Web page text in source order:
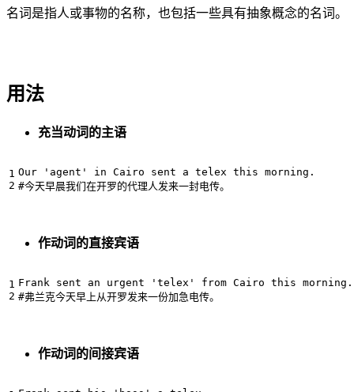
名词是指人或事物的名称，也包括一些具有抽象概念的名词。
用法
充当动词的主语
Our 'agent' in Cairo sent a telex this morning.
作动词的直接宾语
Frank sent an urgent 'telex' from Cairo this morning.
作动词的间接宾语